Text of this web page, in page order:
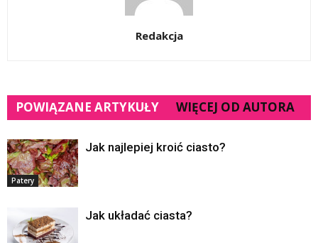
Redakcja
POWIĄZANE ARTYKUŁY WIĘCEJ OD AUTORA
Patery
Jak najlepiej kroić ciasto?
Jak układać ciasta?